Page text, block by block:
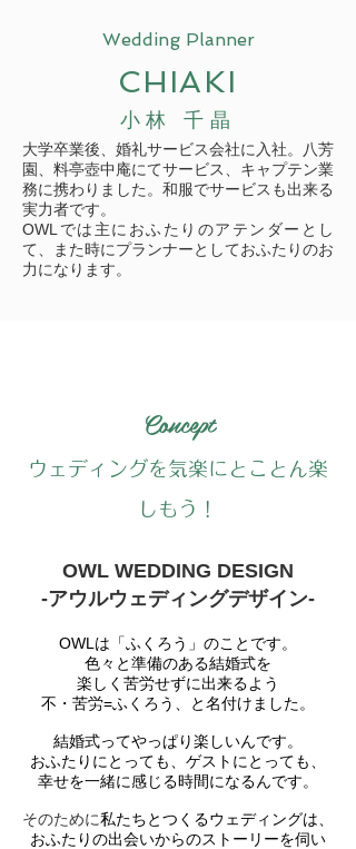
Wedding Planner
CHIAKI
大学卒業後、婚礼サービス会社に入社。八芳
園、料亭壺中庵にてサービス、キャプテン業
務に携わりました。和服でサービスも出来る
実力者です。
OWLでは主におふたりのアテンダーとし
て、また時にプランナーとしておふたりのお
力になります。
小林 千晶
Concept
ウェディングを気楽にとことん楽
しもう！
OWL WEDDING DESIGN
-アウルウェディングデザイン-
OWLは「ふくろう」のことです。
色々と準備のある結婚式を
楽しく 苦労せずに出来るよう
不・苦労=ふくろう、と名付けました。
結婚式ってやっぱり楽しいんです。
おふたりにとっても、ゲストにとっても、
幸せを一緒に感じる時間になるんです。
そのために私たちとつくるウェディングは、
おふたりの出会いからのストーリーを伺い